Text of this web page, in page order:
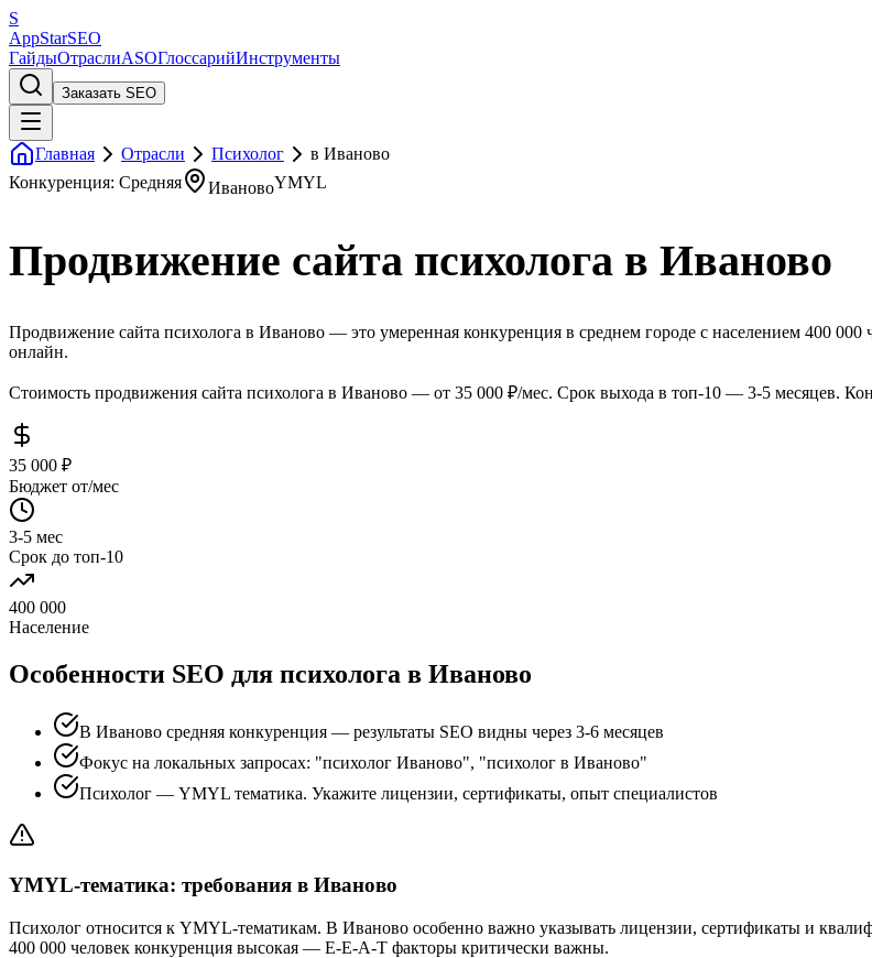
S
AppStarSEO
ГайдыОтраслиASOГлоссарийИнструменты
Заказать SEO
Главная Отрасли Психолог
в Иваново
Конкуренция: Средняя
ИвановоYMYL
Продвижение сайта психолога в Иваново
Продвижение сайта психолога в Иваново — это умеренная конкуренция в среднем городе с населением 400
онлайн.
Стоимость продвижения сайта психолога в Иваново — от 35 000 ₽/мес. Срок выхода в топ-10 — 3-5 месяцев.
35 000 ₽
Бюджет от/мес
3-5 мес
Срок до топ-10
400 000
Население
Особенности SEO для психолога в Иваново
В Иваново средняя конкуренция — результаты SEO видны через 3-6 месяцев
Фокус на локальных запросах: "психолог Иваново", "психолог в Иваново"
Психолог — YMYL тематика. Укажите лицензии, сертификаты, опыт специалистов
YMYL-тематика: требования в Иваново
Психолог относится к YMYL-тематикам. В Иваново особенно важно указывать лицензии, сертификаты и
400 000 человек конкуренция высокая — E-E-A-T факторы критически важны.